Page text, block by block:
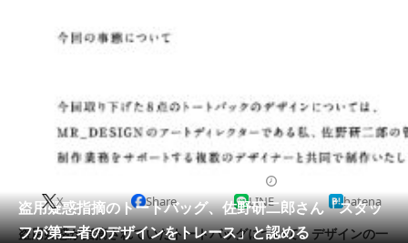
教育・育児
リサーチ
会員記事
盗用疑惑指摘のトートバッグ、佐野研二郎さん「スタッ
フが第三者のデザインをトレース」と認める
X Share LINE hatena
盗用疑惑が指摘されていたトートバッグについて、デザインの一